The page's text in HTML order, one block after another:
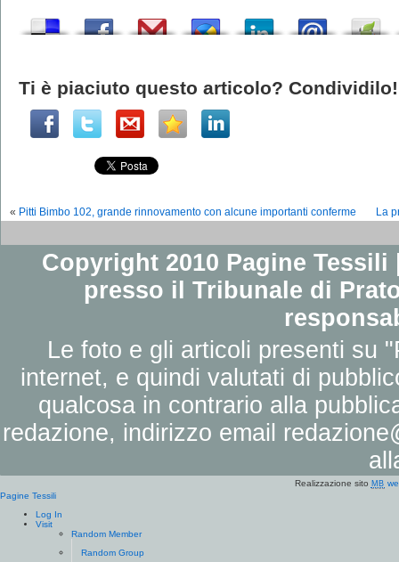
Ti è piaciuto questo articolo? Condividilo!
« Pitti Bimbo 102, grande rinnovamento con alcune importanti conferme La
Copyright 2010 Pagine
presso il Tribunale di
Le foto e gli articoli presenti su
internet, e quindi valutati di
qualcosa in contrario alla
redazione, indirizzo email
Realizzazione sito MB
Pagine Tessili
Log In
Visit
Random Member
Random Group